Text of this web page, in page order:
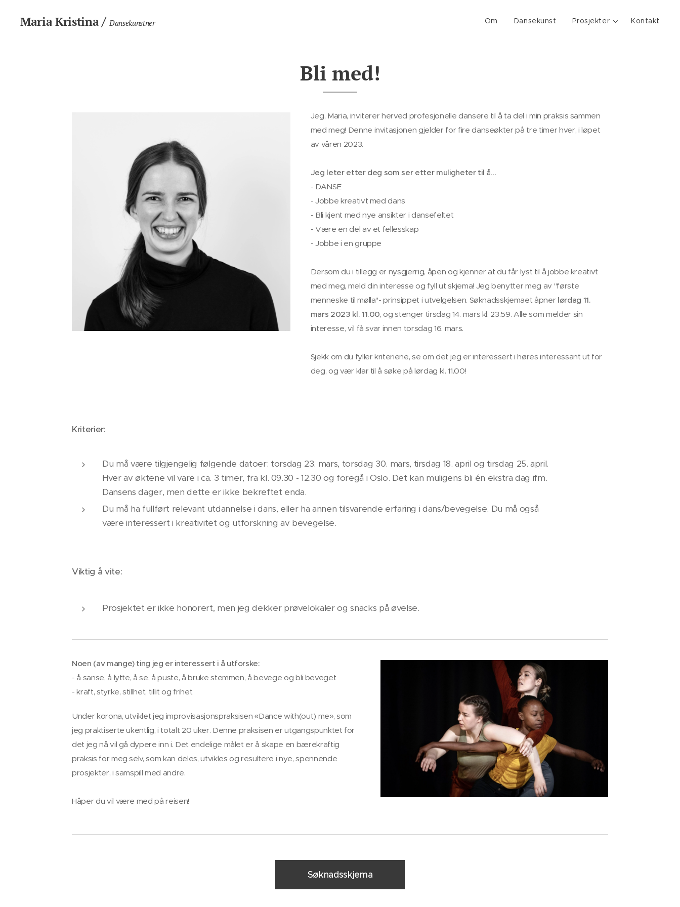
Maria Kristina/ Dansekunstner Om Dansekunst Prosjekter Kontakt
Bli med!
Jeg, Maria, inviterer herved profesjonelle dansere til å ta del i min praksis sammen
med meg! Denne invitasjonen gjelder for fire danseøkter på tre timer hver, i løpet
av våren 2023.
Jeg leter etter deg som ser etter muligheter til å...
- DANSE
- Jobbe kreativt med dans
- Bli kjent med nye ansikter i dansefeltet
- Være en del av et fellesskap
- Jobbe i en gruppe
Dersom du i tillegg er nysgjerrig, åpen og kjenner at du får lyst til å jobbe kreativt
med meg, meld din interesse og fyll ut skjema! Jeg benytter meg av "første
menneske til mølla"- prinsippet i utvelgelsen. Søknadsskjemaet åpner lørdag 11.
mars 2023 kl. 11.00, og stenger tirsdag 14. mars kl. 23.59. Alle som melder sin
interesse, vil få svar innen torsdag 16. mars.
Sjekk om du fyller kriteriene, se om det jeg er interessert i høres interessant ut for
deg, og vær klar til å søke på lørdag kl. 11.00!
Kriterier:
Du må være tilgjengelig følgende datoer: torsdag 23. mars, torsdag 30. mars, tirsdag 18. april og tirsdag 25. april.
Hver av øktene vil vare i ca. 3 timer, fra kl. 09.30 - 12.30 og foregå i Oslo. Det kan muligens bli én ekstra dag ifm.
Dansens dager, men dette er ikke bekreftet enda.
Du må ha fullført relevant utdannelse i dans, eller ha annen tilsvarende erfaring i dans/bevegelse. Du må også
være interessert i kreativitet og utforskning av bevegelse.
Viktig å vite:
Prosjektet er ikke honorert, men jeg dekker prøvelokaler og snacks på øvelse.
Noen (av mange) ting jeg er interessert i å utforske:
- å sanse, å lytte, å se, å puste, å bruke stemmen, å bevege og bli beveget
- kraft, styrke, stillhet, tillit og frihet
Under korona, utviklet jeg improvisasjonspraksisen «Dance with(out) me», som
jeg praktiserte ukentlig, i totalt 20 uker. Denne praksisen er utgangspunktet for
det jeg nå vil gå dypere inn i. Det endelige målet er å skape en bærekraftig
praksis for meg selv, som kan deles, utvikles og resultere i nye, spennende
prosjekter, i samspill med andre.
Håper du vil være med på reisen!
Søknadsskjema